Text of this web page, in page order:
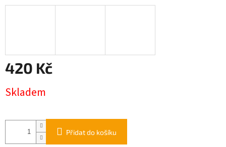
420 Kč
cena:
Skladem
Přidat do košíku